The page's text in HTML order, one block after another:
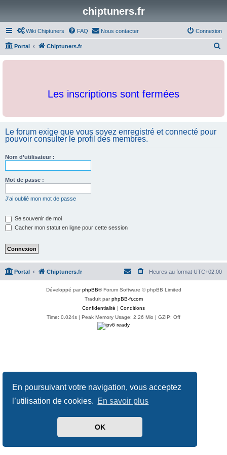
En poursuivant votre navigation, vous acceptez
l’utilisation de cookies. En savoir plus
OK
chiptuners.fr
Wiki Chiptuners FAQ Nous contacter Connexion
Portal Chiptuners.fr
c
Les inscriptions sont fermées
Le forum exige que vous soyez enregistré et connecté pour
pouvoir consulter le profil des membres.
Nom d’utilisateur :
Mot de passe :
J’ai oublié mon mot de passe
Se souvenir de moi
Cacher mon statut en ligne pour cette session
Portal Chiptuners.fr Heures au format UTC+02:00
Développé parphpBB® Forum Software © phpBB Limited
Traduit parphpBB-fr.com
Confidentialité | Conditions
Time: 0.024s | Peak Memory Usage: 2.26 Mio | GZIP: Off